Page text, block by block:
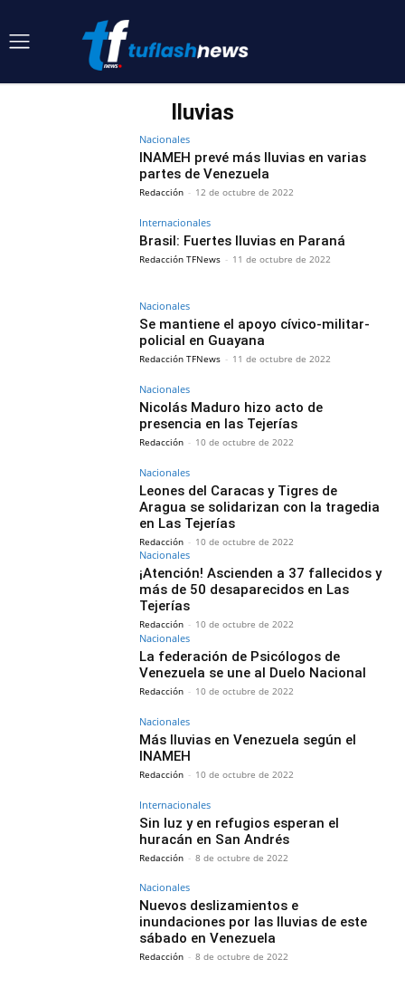
lluvias
Nacionales
INAMEH prevé más lluvias en varias
partes de Venezuela
Redacción - 12 de octubre de 2022
Internacionales
Brasil: Fuertes lluvias en Paraná
Redacción TFNews - 11 de octubre de 2022
Nacionales
Se mantiene el apoyo cívico-militar-
policial en Guayana
Redacción TFNews - 11 de octubre de 2022
Nacionales
Nicolás Maduro hizo acto de
presencia en las Tejerías
Redacción - 10 de octubre de 2022
Nacionales
Leones del Caracas y Tigres de
Aragua se solidarizan con la tragedia
en Las Tejerías
Redacción - 10 de octubre de 2022
Nacionales
¡Atención! Ascienden a 37 fallecidos y
más de 50 desaparecidos en Las
Tejerías
Redacción - 10 de octubre de 2022
Nacionales
La federación de Psicólogos de
Venezuela se une al Duelo Nacional
Redacción - 10 de octubre de 2022
Nacionales
Más lluvias en Venezuela según el
INAMEH
Redacción - 10 de octubre de 2022
Internacionales
Sin luz y en refugios esperan el
huracán en San Andrés
Redacción - 8 de octubre de 2022
Nacionales
Nuevos deslizamientos e
inundaciones por las lluvias de este
sábado en Venezuela
Redacción - 8 de octubre de 2022